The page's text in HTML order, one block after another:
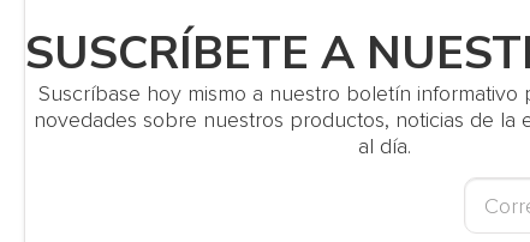
SUSCRÍBETE A
Suscríbase hoy mismo a nuestro boletín informativo
novedades sobre nuestros productos, noticias de la
al día.